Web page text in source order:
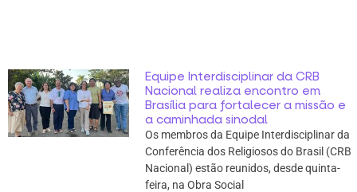
Equipe Interdisciplinar da CRB
Nacional realiza encontro em
Brasília para fortalecer a missão e
a caminhada sinodal
Os membros da Equipe Interdisciplinar da
Conferência dos Religiosos do Brasil (CRB
Nacional) estão reunidos, desde quinta-
feira, na Obra Social